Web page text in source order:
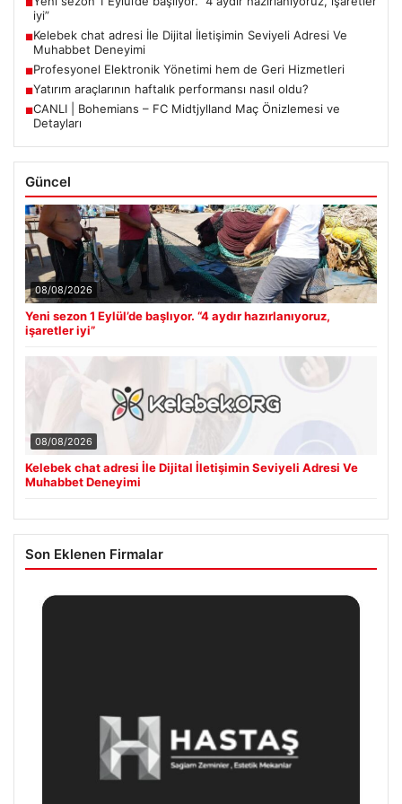
■
iyi”
■Kelebek chat adresi İle Dijital İletişimin Seviyeli Adresi Ve
Muhabbet Deneyimi
■Profesyonel Elektronik Yönetimi hem de Geri Hizmetleri
■Yatırım araçlarının haftalık performansı nasıl oldu?
■CANLI | Bohemians – FC Midtjylland Maç Önizlemesi ve
Detayları
Güncel
08/08/2026
Yeni sezon 1 Eylül’de başlıyor. “4 aydır hazırlanıyoruz,
işaretler iyi”
08/08/2026
Kelebek chat adresi İle Dijital İletişimin Seviyeli Adresi Ve
Muhabbet Deneyimi
Son Eklenen Firmalar